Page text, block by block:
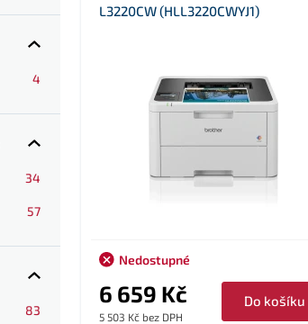
4
34
57
83
L3220CW (HLL3220CWYJ1)
Nedostupné
6 659 Kč
5 503 Kč bez DPH
Do košíku